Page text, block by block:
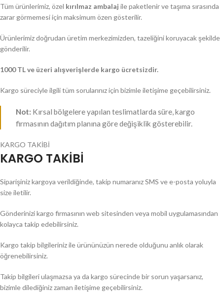
Tüm ürünlerimiz, özel kırılmaz ambalaj ile paketlenir ve taşıma sırasında
zarar görmemesi için maksimum özen gösterilir.
Ürünlerimiz doğrudan üretim merkezimizden, tazeliğini koruyacak şekilde
gönderilir.
1000 TL ve üzeri alışverişlerde kargo ücretsizdir.
Kargo süreciyle ilgili tüm sorularınız için bizimle iletişime geçebilirsiniz.
Not: Kırsal bölgelere yapılan teslimatlarda süre, kargo
firmasının dağıtım planına göre değişiklik gösterebilir.
KARGO TAKİBİ
KARGO TAKİBİ
Siparişiniz kargoya verildiğinde, takip numaranız SMS ve e-posta yoluyla
size iletilir.
Gönderinizi kargo firmasının web sitesinden veya mobil uygulamasından
kolayca takip edebilirsiniz.
Kargo takip bilgileriniz ile ürününüzün nerede olduğunu anlık olarak
öğrenebilirsiniz.
Takip bilgileri ulaşmazsa ya da kargo sürecinde bir sorun yaşarsanız,
bizimle dilediğiniz zaman iletişime geçebilirsiniz.